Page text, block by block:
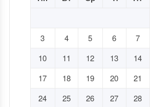
3
4 5 6 7
10
11 12 13 14
17
18 19 20 21
24
25 26 27 28